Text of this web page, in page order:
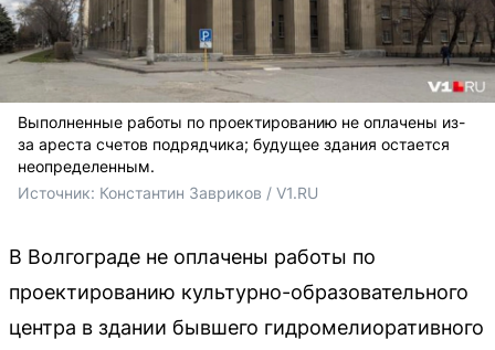
Выполненные работы по проектированию не оплачены из-
за ареста счетов подрядчика; будущее здания остается
неопределенным.
Источник: Константин Завриков / V1.RU
В Волгограде не оплачены работы по
проектированию культурно-образовательного
центра в здании бывшего гидромелиоративного